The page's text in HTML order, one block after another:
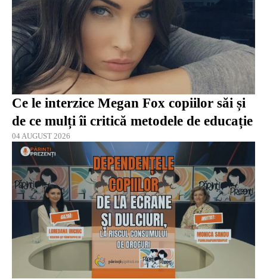
Ce le interzice Megan Fox copiilor săi și
de ce mulți îi critică metodele de educație
04 AUGUST 2026